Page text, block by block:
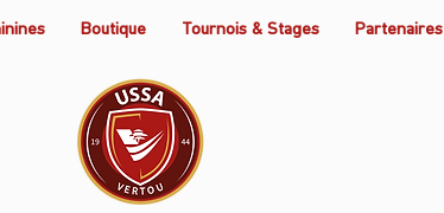
Boutique Tournois & Stages Partenaires